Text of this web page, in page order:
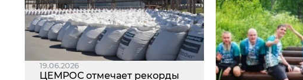
19.06.2026
ЦЕМРОС отмечает рекорды